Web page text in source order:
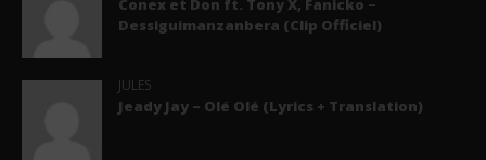
Conex et Don ft. Tony X, Fanicko –
Dessiguimanzanbera (Clip Officiel)
JULES
Jeady Jay – Olé Olé (Lyrics + Translation)